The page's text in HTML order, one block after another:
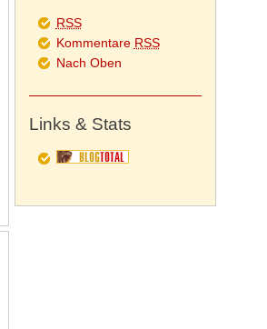
RSS
Kommentare RSS
Nach Oben
Links & Stats